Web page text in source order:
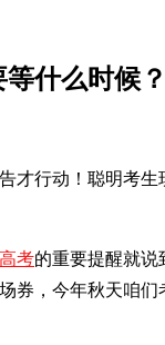
什么时候？
才行动！聪明考
考的重要提醒就
券，今年秋天咱们